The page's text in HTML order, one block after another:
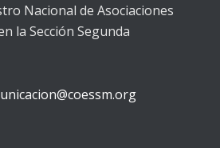
Nacional de Asociaciones
la Sección Segunda